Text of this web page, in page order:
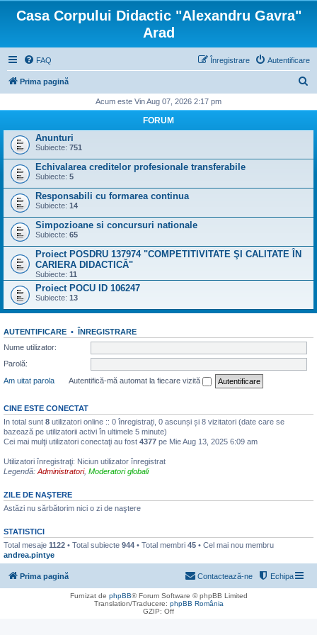
Casa Corpului Didactic "Alexandru Gavra"
Arad
FAQ Autentificare
Înregistrare
Prima pagină
t
Acum este Vin Aug 07, 2026 2:17 pm
FORUM
Anunturi
Subiecte: 751
Echivalarea creditelor profesionale transferabile
Subiecte: 5
Responsabili cu formarea continua
Subiecte: 14
Simpozioane si concursuri nationale
Subiecte: 65
Proiect POSDRU 137974 "COMPETITIVITATE ŞI CALITATE ÎN
CARIERA DIDACTICĂ"
Subiecte: 11
Proiect POCU ID 106247
Subiecte: 13
AUTENTIFICARE • ÎNREGISTRARE
Nume utilizator:
Parolă:
Am uitat parola
Autentifică-mă automat la fiecare vizită
CINE ESTE CONECTAT
In total sunt 8 utilizatori online :: 0 înregistrați, 0 ascunși și 8 vizitatori (date care se
bazează pe utilizatorii activi în ultimele 5 minute)
Cei mai mulţi utilizatori conectaţi au fost 4377 pe Mie Aug 13, 2025 6:09 am
Utilizatori înregistraţi: Niciun utilizator înregistrat
Legendă: Administratori, Moderatori globali
ZILE DE NAŞTERE
Astăzi nu sărbătorim nici o zi de naştere
STATISTICI
Total mesaje 1122 • Total subiecte 944 • Total membri 45 • Cel mai nou membru
andrea.pintye
Prima pagină Echipa
Contactează-ne
Furnizat de phpBB® Forum Software © phpBB Limited
Translation/Traducere: phpBB România
GZIP: Off